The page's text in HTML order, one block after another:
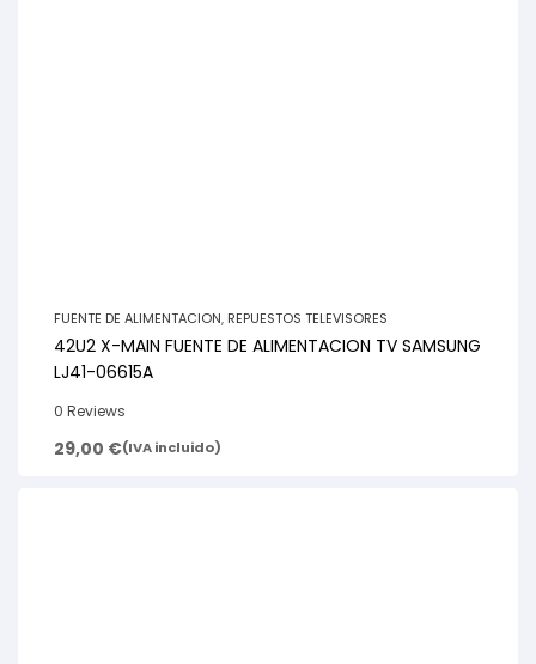
FUENTE DE ALIMENTACION, REPUESTOS TELEVISORES
42U2 X-MAIN FUENTE DE ALIMENTACION TV SAMSUNG
LJ41-06615A
0 Reviews
29,00 €(IVA incluido)